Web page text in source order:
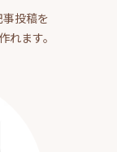
投稿を
ます。